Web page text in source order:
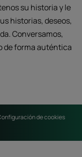
su historia y le
historias, deseos,
Conversamos,
de forma auténtica
de cookies